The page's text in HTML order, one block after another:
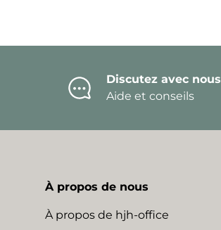
Discutez avec nous
Aide et conseils
À propos de nous
À propos de hjh-office